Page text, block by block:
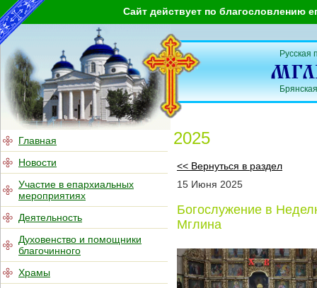
Сайт действует по благословлению
Главная
Новости
Участие в епархиальных
мероприятиях
Деятельность
Духовенство и помощники
благочинного
Храмы
Русская
2025
<< Вернуться в раздел
15 Июня 2025
Богослужение в
Мглина